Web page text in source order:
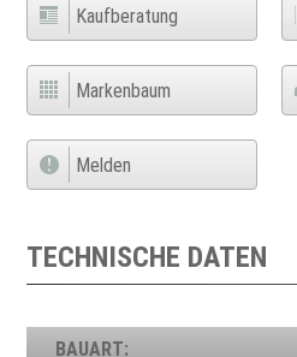
Kaufberatung
Markenbaum
Melden
TECHNISCHE DATEN
BAUART: